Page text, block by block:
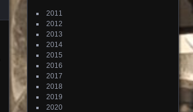
2011
2012
2013
2014
2015
2016
2017
2018
2019
2020